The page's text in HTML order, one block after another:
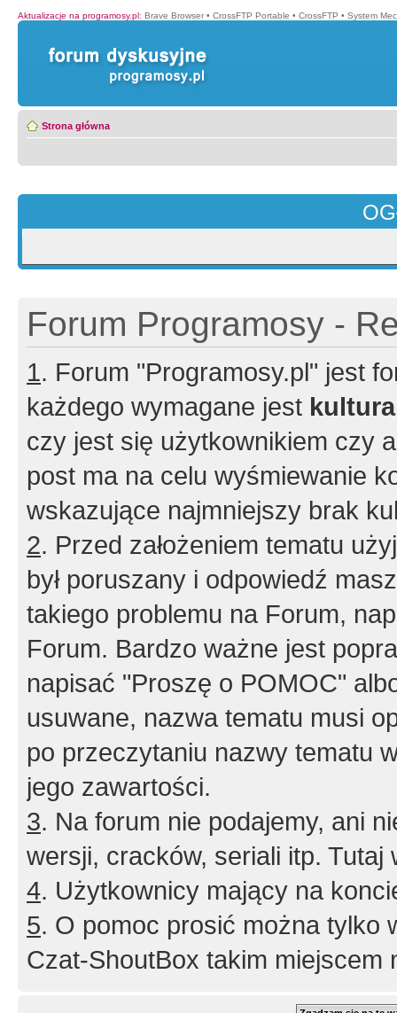
Aktualizacje na programosy.pl: Brave Browser • CrossFTP Portable • CrossFTP • System
Strona główna
Forum Programosy -
1. Forum "Programosy.pl" jest
każdego wymagane jest
czy jest się użytkownikiem czy
post ma na celu wyśmiewanie
wskazujące najmniejszy brak
2. Przed założeniem tematu
był poruszany i odpowiedź
takiego problemu na Forum,
Forum. Bardzo ważne jest
napisać "Proszę o POMOC"
usuwane, nazwa tematu musi
po przeczytaniu nazwy tematu
jego zawartości.
3. Na forum nie podajemy, ani
wersji, cracków, seriali itp. Tutaj
4. Użytkownicy mający na
5. O pomoc prosić można tylko
Czat-ShoutBox takim miejscem